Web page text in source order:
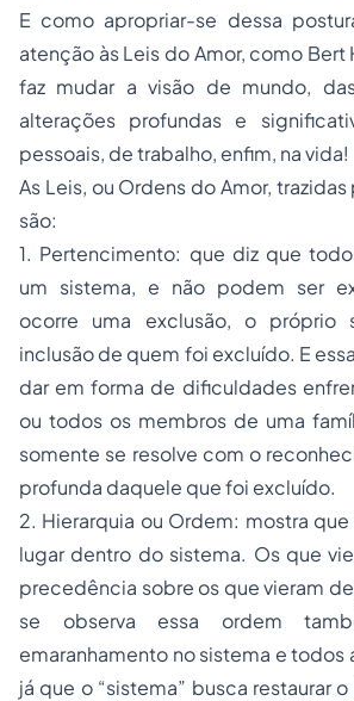
E como apropriar-se dessa
atenção às Leis do Amor, como Bert
faz mudar a visão de mundo,
alterações profundas e
pessoais, de trabalho, enfim, na vida!
As Leis, ou Ordens do Amor,
são:
1. Pertencimento: que diz que
um sistema, e não podem ser
ocorre uma exclusão, o próprio
inclusão de quem foi excluído. E
dar em forma de dificuldades
ou todos os membros de uma
somente se resolve com o
profunda daquele que foi excluído.
2. Hierarquia ou Ordem: mostra
lugar dentro do sistema. Os que
precedência sobre os que vieram
se observa essa ordem
emaranhamento no sistema e todos
já que o “sistema” busca restaurar